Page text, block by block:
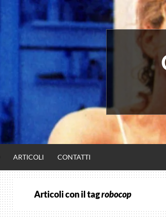
ARTICOLI CONTATTI
Articoli con il tagrobocop